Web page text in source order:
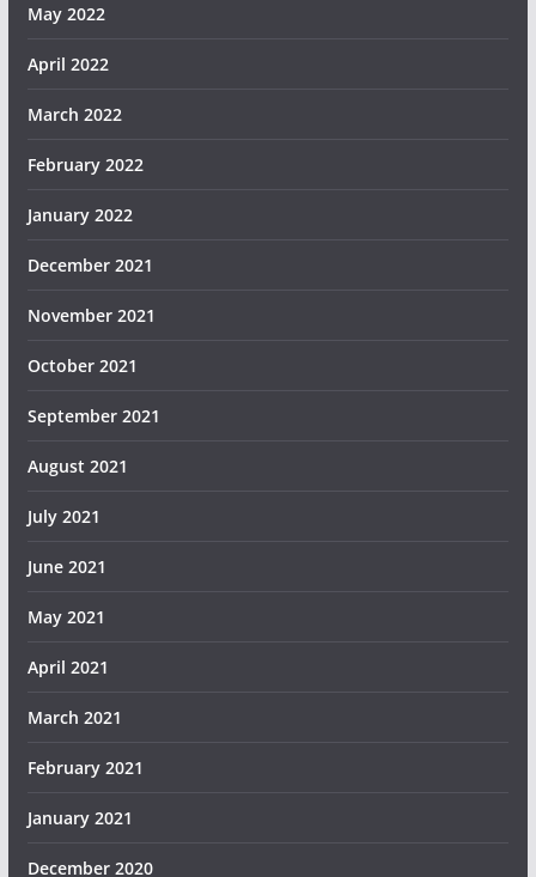
May 2022
April 2022
March 2022
February 2022
January 2022
December 2021
November 2021
October 2021
September 2021
August 2021
July 2021
June 2021
May 2021
April 2021
March 2021
February 2021
January 2021
December 2020